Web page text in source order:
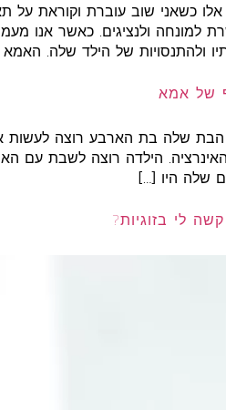
אלו כשאני שוב עוברת וקוראת על
למונחה ולנציגים. כאשר אנו
ולהתנסויות של הילד שלה.
של אמא
שלה בת הארבע רוצה לעשות
הילדה רוצה לשבת עם
שלה היו […]
לי בזוגיות?